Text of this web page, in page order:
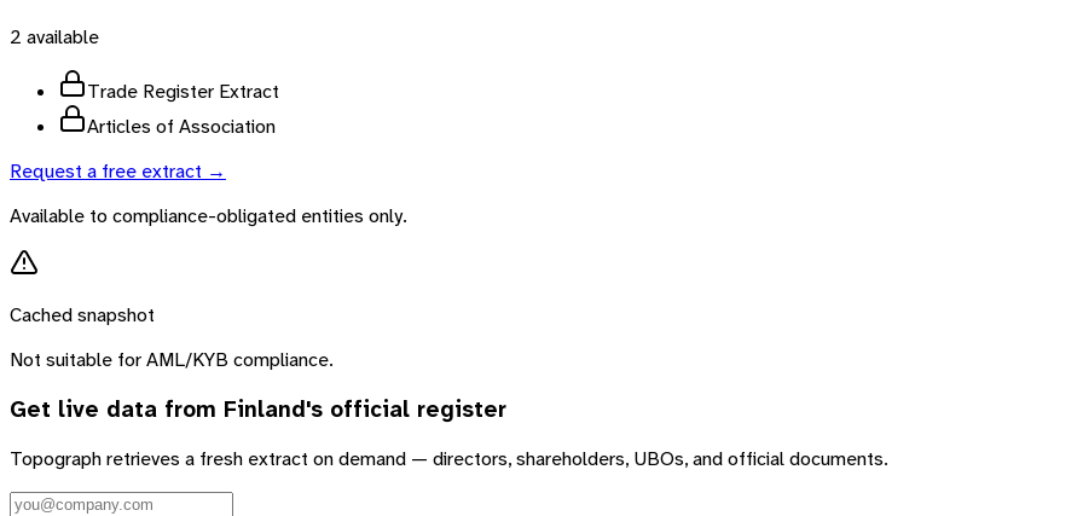
2 available
Trade Register Extract
Articles of Association
Request a free extract →
Available to compliance-obligated entities only.
Cached snapshot
Not suitable for AML/KYB compliance.
Get live data from Finland's official register
Topograph retrieves a fresh extract on demand — directors, shareholders, UBOs, and official documents.